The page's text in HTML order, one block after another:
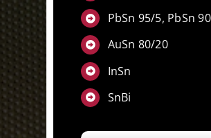
PbSn 95/5, PbSn
AuSn 80/20
InSn
SnBi